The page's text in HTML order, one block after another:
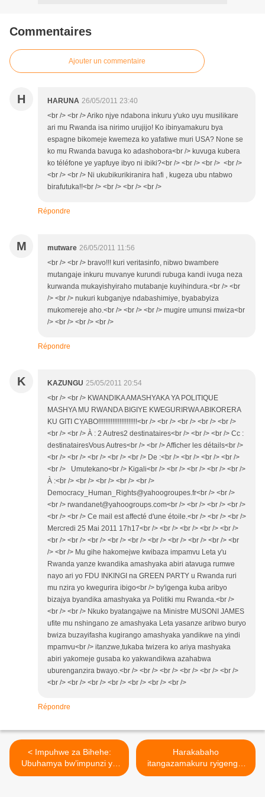
Commentaires
Ajouter un commentaire
H HARUNA 26/05/2011 23:40
<br /> <br /> Ariko njye ndabona inkuru y'uko uyu musilikare
ari mu Rwanda isa nirimo urujijo! Ko ibinyamakuru bya
espagne bikomeje kwemeza ko yafatiwe muri USA? None se
ko mu Rwanda bavuga ko adashobora<br /> kuvuga kubera
ko téléfone ye yapfuye ibyo ni ibiki?<br /> <br /> <br /> <br />
<br /> <br /> Ni ukubikurikiranira hafi , kugeza ubu ntabwo
birafutuka!!<br /> <br /> <br /> <br />
Répondre
M mutware 26/05/2011 11:56
<br /> <br /> bravo!!! kuri veritasinfo, nibwo bwambere
mutangaje inkuru muvanye kurundi rubuga kandi ivuga neza
kurwanda mukayishyiraho mutabanje kuyihindura.<br /> <br
/> <br /> nukuri kubganjye ndabashimiye, byababyiza
mukomereje aho.<br /> <br /> <br /> mugire umunsi mwiza<br
/> <br /> <br /> <br />
Répondre
K KAZUNGU 25/05/2011 20:54
<br /> <br /> KWANDIKA AMASHYAKA YA POLITIQUE
MASHYA MU RWANDA BIGIYE KWEGURIRWA ABIKORERA
KU GITI CYABO!!!!!!!!!!!!!!!!!!!!!!<br /> <br /> <br /> <br /> <br />
<br /> <br /> À : 2 Autres2 destinataires<br /> <br /> <br /> Cc :
destinatairesVous Autres<br /> <br /> Afficher les détails<br />
<br /> <br /> <br /> <br /> <br /> De :<br /> <br /> <br /> <br />
<br /> Umutekano<br /> Kigali<br /> <br /> <br /> <br /> <br />
À :<br /> <br /> <br /> <br /> <br />
Democracy_Human_Rights@yahoogroupes.fr<br /> <br />
<br /> rwandanet@yahoogroups.com<br /> <br /> <br /> <br />
<br /> <br /> Ce mail est affecté d'une étoile.<br /> <br /> <br />
Mercredi 25 Mai 2011 17h17<br /> <br /> <br /> <br /> <br />
<br /> <br /> <br /> <br /> <br /> <br /> <br /> <br /> <br /> <br
/> <br /> Mu gihe hakomejwe kwibaza impamvu Leta y'u
Rwanda yanze kwandika amashyaka abiri atavuga rumwe
nayo ari yo FDU INKINGI na GREEN PARTY u Rwanda ruri
mu nzira yo kwegurira ibigo<br /> by'igenga kuba aribyo
bizajya byandika amashyaka ya Politiki mu Rwanda.<br />
<br /> <br /> Nkuko byatangajwe na Ministre MUSONI JAMES
ufite mu nshingano ze amashyaka Leta yasanze aribwo buryo
bwiza buzayifasha kugirango amashyaka yandikwe na yindi
mpamvu<br /> itanzwe,tukaba twizera ko ariya mashyaka
abiri yakomeje gusaba ko yakwandikwa azahabwa
uburenganzira bwayo.<br /> <br /> <br /> <br /> <br /> <br />
<br /> <br /> <br /> <br /> <br /> <br /> <br />
Répondre
< Impuhwe za Bihehe:
Ubuhamya bw’impunzi yo
muri Zambia Léonard
Harakabaho
itangazamakuru ryigenga!
Iyo ritabaho uyu Mafurebo